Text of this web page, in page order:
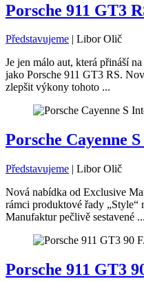
Porsche 911 GT3
Představujeme | Libor Olič
Je jen málo aut, která přináší
jako Porsche 911 GT3 RS.
zlepšit výkony tohoto ...
Porsche Cayenne
Představujeme | Libor Olič
Nová nabídka od Exclusive
rámci produktové řady „Style“
Manufaktur pečlivě sestavené ...
Porsche 911 GT3